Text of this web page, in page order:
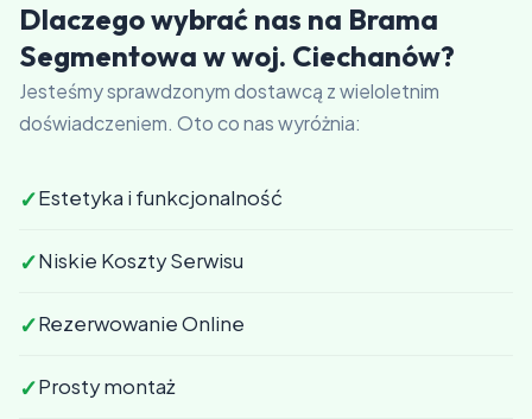
Dlaczego wybrać nas na Brama
Segmentowa w woj. Ciechanów?
Jesteśmy sprawdzonym dostawcą z wieloletnim
doświadczeniem. Oto co nas wyróżnia:
✓Estetyka i funkcjonalność
✓Niskie Koszty Serwisu
✓Rezerwowanie Online
✓Prosty montaż